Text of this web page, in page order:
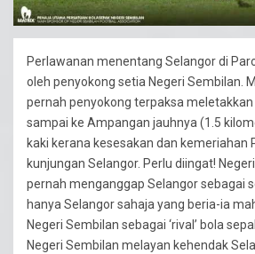
Perlawanan menentang Selangor di
oleh penyokong setia Negeri Sembilan.
pernah penyokong terpaksa
sampai ke Ampangan jauhnya (1.5
kaki kerana kesesakan dan kemeriahan
kunjungan Selangor. Perlu diingat!
pernah menganggap Selangor sebagai
hanya Selangor sahaja yang beria-ia
Negeri Sembilan sebagai ‘rival’ bola
Negeri Sembilan melayan kehendak